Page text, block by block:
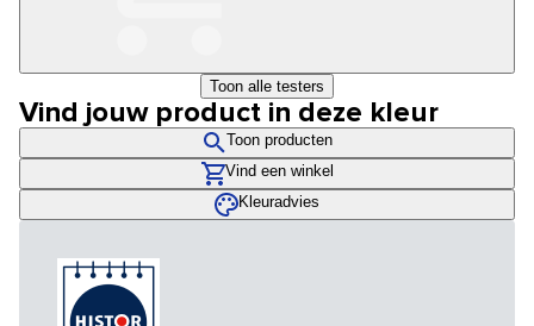
Toon alle testers
Vind jouw product in deze kleur
Toon producten
Vind een winkel
Kleuradvies